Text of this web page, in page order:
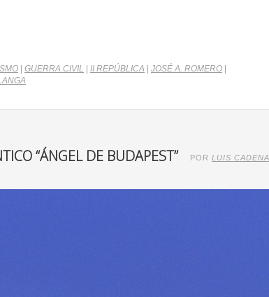
GUERRA CIVIL II REPÚBLICA JOSÉ A. ROMERO
“ÁNGEL DE BUDAPEST” PORLUIS